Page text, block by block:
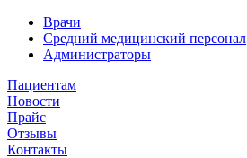
Врачи
Средний медицинский персонал
Администраторы
Пациентам
Новости
Прайс
Отзывы
Контакты